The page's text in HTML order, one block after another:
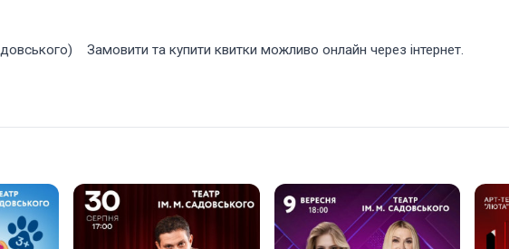
Замовити та купити квитки можливо онлайн через інтернет.